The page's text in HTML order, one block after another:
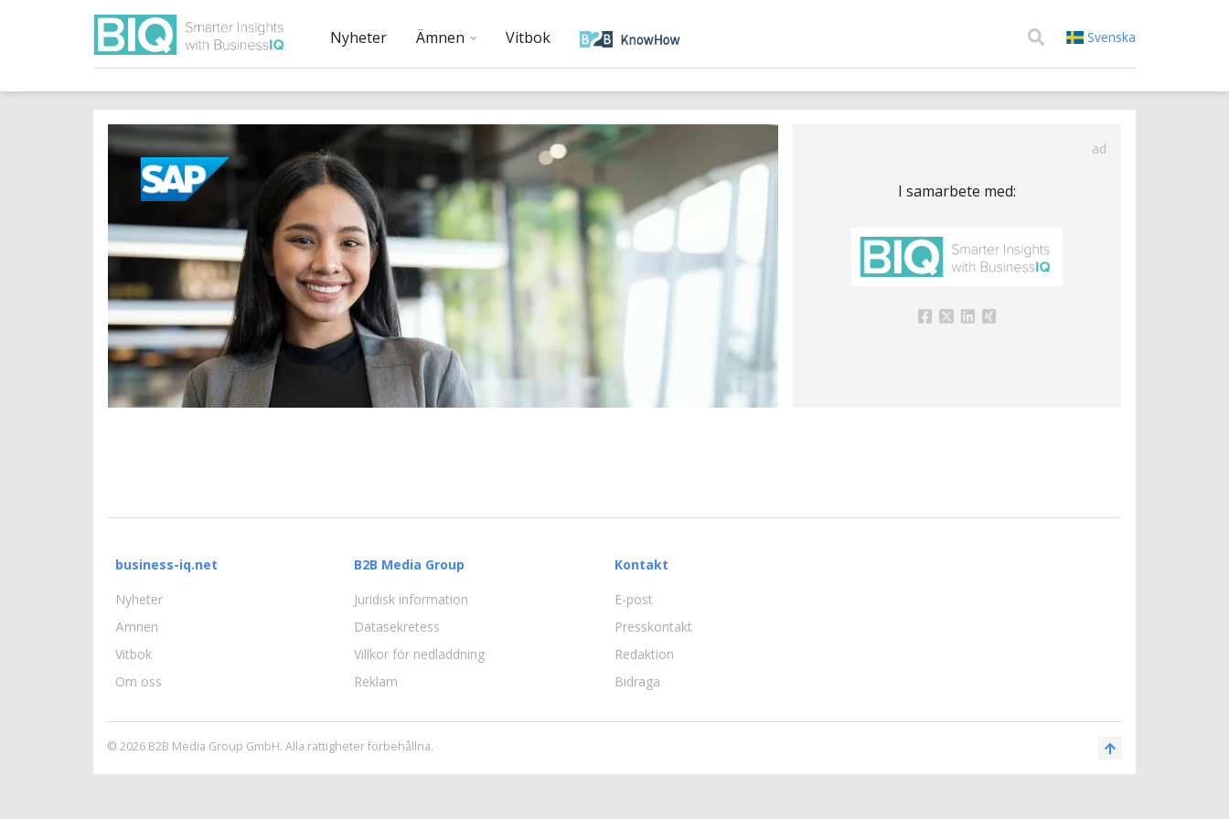
Nyheter Ämnen Vitbok Svenska
ad
I samarbete med:
business-iq.net
Nyheter
Ämnen
Vitbok
Om oss
B2B Media Group
Juridisk information
Datasekretess
Villkor för nedladdning
Reklam
Kontakt
E-post
Presskontakt
Redaktion
Bidraga
© 2026 B2B Media Group GmbH. Alla rättigheter förbehållna.